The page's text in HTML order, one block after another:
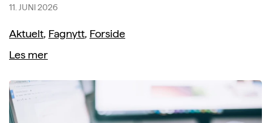
11. JUNI 2026
Aktuelt, Fagnytt, Forside
Les mer